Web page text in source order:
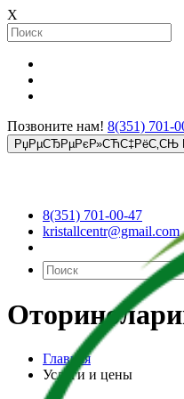
X
Позвоните нам! 8(351) 701-
РџРµСЂРµРєР»СЋС‡РёС‚СЊ
8(351) 701-00-47
kristallcentr@gmail.com
Главная
Услуги и цены